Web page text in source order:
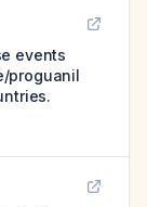
events
proguanil